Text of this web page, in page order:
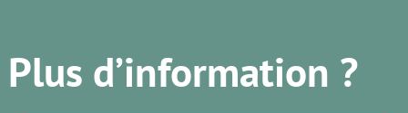
Plus d’information ?